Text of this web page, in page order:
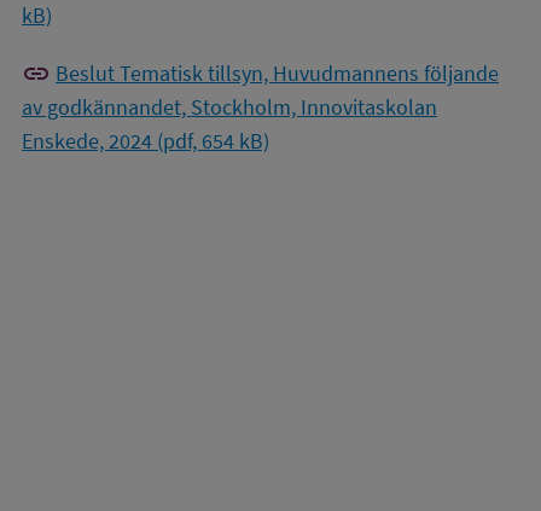
kB)
link Beslut Tematisk tillsyn, Huvudmannens följande
av godkännandet, Stockholm, Innovitaskolan
Enskede, 2024 (pdf, 654 kB)